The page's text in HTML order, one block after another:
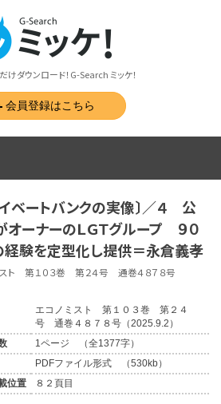
ダウンロード！G-Search ミッケ！
会員登録はこちら
イベートバンクの実像〕／４ 公
オーナーのＬＧＴグループ ９０
経験を定型化し提供＝永倉義孝
ト 第１０３巻 第２４号 通巻４８７８号
エコノミスト 第１０３巻 第２４
号 通巻４８７８号（2025.9.2）
1ページ （全1377字）
PDFファイル形式 （530kb）
位置
８２頁目